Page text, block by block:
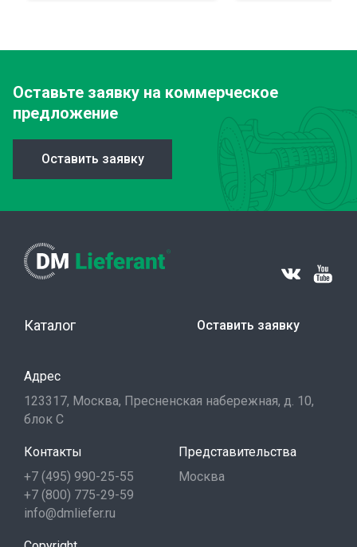
Оставьте заявку на коммерческое
предложение
Оставить заявку
Каталог Оставить заявку
Адрес
123317, Москва, Пресненская набережная, д. 10,
блок С
Контакты
+7 (495) 990-25-55
+7 (800) 775-29-59
info@dmliefer.ru
Представительства
Москва